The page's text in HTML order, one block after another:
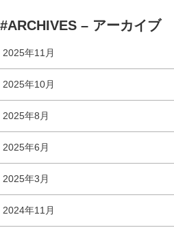
#ARCHIVES – アーカイブ
2025年11月
2025年10月
2025年8月
2025年6月
2025年3月
2024年11月